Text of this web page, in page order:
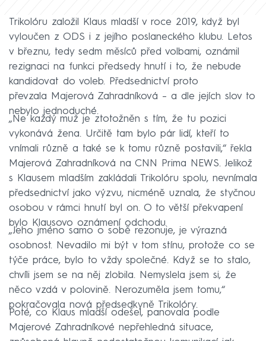
Trikolóru založil Klaus mladší v roce 2019, když byl
vyloučen z ODS i z jejího poslaneckého klubu. Letos
v březnu, tedy sedm měsíců před volbami, oznámil
rezignaci na funkci předsedy hnutí i to, že nebude
kandidovat do voleb. Předsednictví proto
převzala Majerová Zahradníková – a dle jejích slov to
nebylo jednoduché.
„Ne každý muž je ztotožněn s tím, že tu pozici
vykonává žena. Určitě tam bylo pár lidí, kteří to
vnímali různě a také se k tomu různě postavili,“ řekla
Majerová Zahradníková na CNN Prima NEWS. Jelikož
s Klausem mladším zakládali Trikolóru spolu, nevnímala
předsednictví jako výzvu, nicméně uznala, že styčnou
osobou v rámci hnutí byl on. O to větší překvapení
bylo Klausovo oznámení odchodu.
„Jeho jméno samo o sobě rezonuje, je výrazná
osobnost. Nevadilo mi být v tom stínu, protože co se
týče práce, bylo to vždy společné. Když se to stalo,
chvíli jsem se na něj zlobila. Nemyslela jsem si, že
něco vzdá v polovině. Nerozuměla jsem tomu,“
pokračovala nová předsedkyně Trikolóry.
Poté, co Klaus mladší odešel, panovala podle
Majerové Zahradníkové nepřehledná situace,